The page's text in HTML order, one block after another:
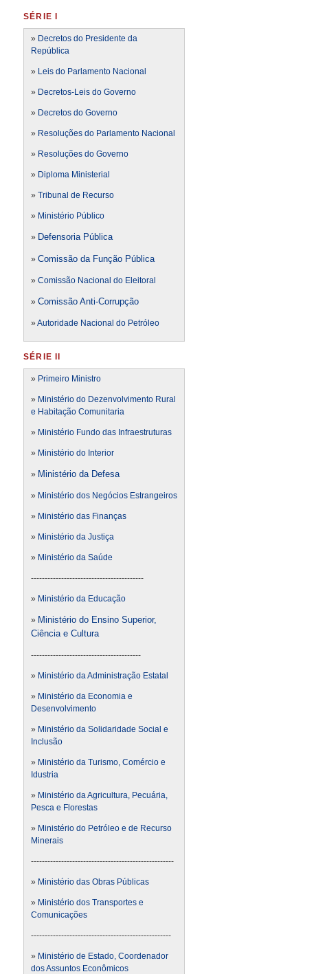
SÉRIE I
» Decretos do Presidente da
República
» Leis do Parlamento Nacional
» Decretos-Leis do Governo
» Decretos do Governo
» Resoluções do Parlamento Nacional
» Resoluções do Governo
» Diploma Ministerial
» Tribunal de Recurso
» Ministério Público
» Defensoria Pública
» Comissão da Função Pública
» Comissão Nacional do Eleitoral
» Comissão Anti-Corrupção
» Autoridade Nacional do Petróleo
SÉRIE II
» Primeiro Ministro
» Ministério do Dezenvolvimento Rural
e Habitação Comunitaria
» Ministério Fundo das Infraestruturas
» Ministério do Interior
» Ministério da Defesa
» Ministério dos Negócios Estrangeiros
» Ministério das Finanças
» Ministério da Justiça
» Ministério da Saúde
-----------------------------------------
» Ministério da Educação
» Ministério do Ensino Superior,
Ciência e Cultura
----------------------------------------
» Ministério da Administração Estatal
» Ministério da Economia e
Desenvolvimento
» Ministério da Solidaridade Social e
Inclusão
» Ministério da Turismo, Comércio e
Idustria
» Ministério da Agricultura, Pecuária,
Pesca e Florestas
» Ministério do Petróleo e de Recurso
Minerais
----------------------------------------------------
» Ministério das Obras Públicas
» Ministério dos Transportes e
Comunicações
---------------------------------------------------
» Ministério de Estado, Coordenador
dos Assuntos Econômicos